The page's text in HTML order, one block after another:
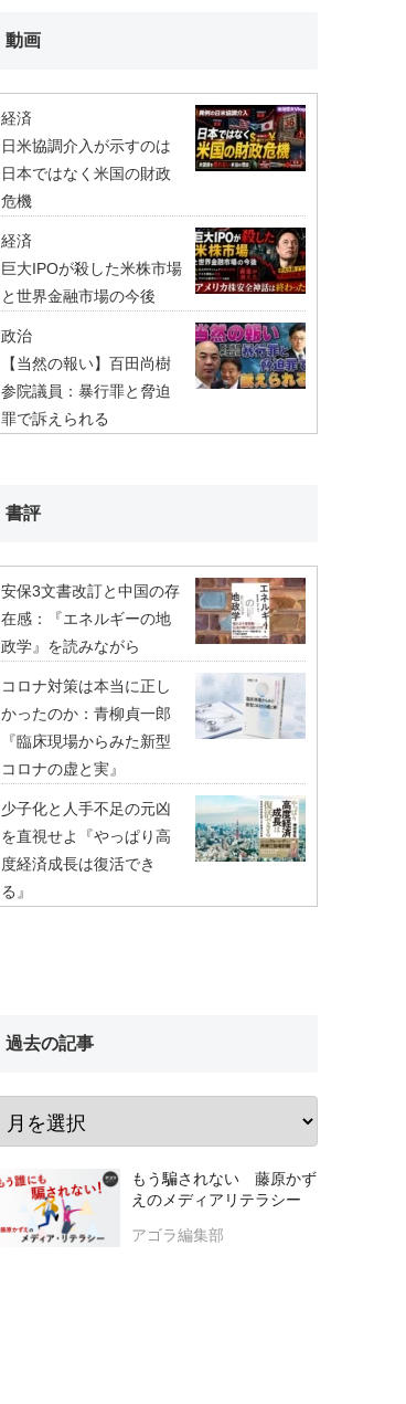
動画
経済
日米協調介入が示すのは
日本ではなく米国の財政
危機
経済
巨大IPOが殺した米株市場
と世界金融市場の今後
政治
【当然の報い】百田尚樹
参院議員：暴行罪と脅迫
罪で訴えられる
書評
安保3文書改訂と中国の存
在感：『エネルギーの地
政学』を読みながら
コロナ対策は本当に正し
かったのか：青柳貞一郎
『臨床現場からみた新型
コロナの虚と実』
少子化と人手不足の元凶
を直視せよ『やっぱり高
度経済成長は復活でき
る』
過去の記事
もう騙されない 藤原かず
えのメディアリテラシー
アゴラ編集部